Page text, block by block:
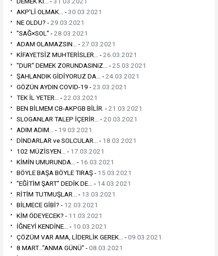
AKP'Lİ OLMAK... -30.03.2021
NE OLDU? -29.03.2021
"SAĞ×SOL" -28.03.2021
ADAM OLAMAZSIN... -27.03.2021
KİFAYETSİZ MUHTERİSLER... -26.03.2021
"DUR" DEMEK ZORUNDASINIZ... -25.03.2021
ŞAHLANDIK GİDİYORUZ DA... -24.03.2021
GÖZÜN AYDIN COVID-19 -23.03.2021
TEK İL YETER... -22.03.2021
BEN BİLMEM CB-AKPGB BİLİR. -21.03.2021
SLOGANLAR TALEP İÇERİR... -20.03.2021
ADIM ADIM... - 19.03.2021
DİNDARLAR ve SOLCULAR... - 18.03.2021
102 MÜZİSYEN... - 17.03.2021
KİMİN UMURUNDA... - 16.03.2021
BÖYLE BAŞA BÖYLE TIRAŞ - 15.03.2021
"EĞİTİM ŞART" DEDİK DE... - 14.03.2021
RİTİM TUTMUŞLAR... - 13.03.2021
BİLMECE GİBİ? - 12.03.2021
KİM ÖDEYECEK? - 11.03.2021
İĞNEYİ KENDİNE... - 10.03.2021
ÇÖZÜM VAR AMA, LİDERLİK GEREK... -09.03.2021
8 MART..."ANMA GÜNÜ" -08.03.2021